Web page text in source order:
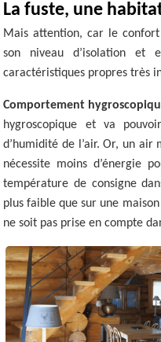
La fuste, une
Mais attention, car le
son niveau d’isolation et
caractéristiques propres très
Comportement
hygroscopique et va
d’humidité de l’air. Or, un
nécessite moins d’énergie
température de consigne
plus faible que sur une
ne soit pas prise en compte